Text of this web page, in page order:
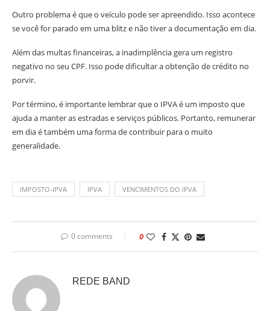
Outro problema é que o veículo pode ser apreendido. Isso acontece
se você for parado em uma blitz e não tiver a documentação em dia.
Além das multas financeiras, a inadimplência gera um registro
negativo no seu CPF. Isso pode dificultar a obtenção de crédito no
porvir.
Por término, é importante lembrar que o IPVA é um imposto que
ajuda a manter as estradas e serviços públicos. Portanto, remunerar
em dia é também uma forma de contribuir para o muito
generalidade.
IMPOSTO-IPVA IPVA VENCIMENTOS DO IPVA
0 comments 0
REDE BAND